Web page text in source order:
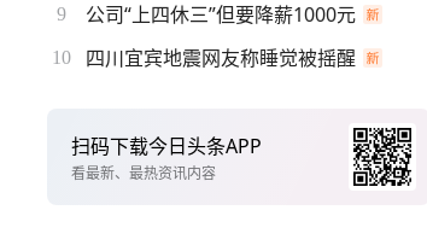
9 公司“上四休三”但要降薪1000元
10 四川宜宾地震网友称睡觉被摇醒
扫码下载今日头条APP
看最新、最热资讯内容